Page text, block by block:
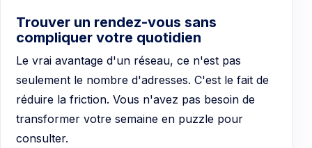
Trouver un rendez-vous sans
compliquer votre quotidien
Le vrai avantage d'un réseau, ce n'est pas
seulement le nombre d'adresses. C'est le fait de
réduire la friction. Vous n'avez pas besoin de
transformer votre semaine en puzzle pour
consulter.